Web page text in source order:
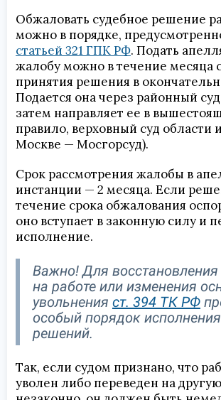
Обжаловать судебное решение
можно в порядке,
статьей 321 ГПК РФ. Подать
жалобу можно в течение месяца
принятия решения в
Подается она через районный
затем направляет ее в
правило, верховный суд области
Москве — Мосгорсуд).
Срок рассмотрения жалобы в
инстанции — 2 месяца. Если
течение срока обжалования
оно вступает в законную силу и
исполнение.
Важно! Для восстановления
на работе или изменения
увольнения ст. 394 ТК РФ
особый порядок
решений.
Так, если судом признано, что
уволен либо переведен на